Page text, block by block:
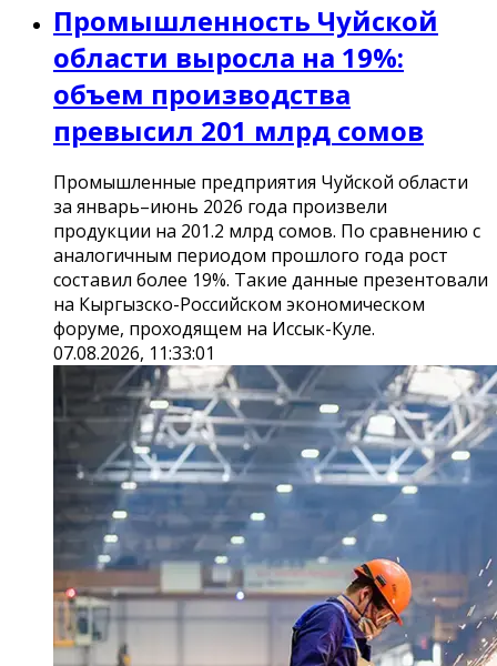
Промышленность Чуйской
области выросла на 19%:
объем производства
превысил 201 млрд сомов
Промышленные предприятия Чуйской области
за январь–июнь 2026 года произвели
продукции на 201.2 млрд сомов. По сравнению с
аналогичным периодом прошлого года рост
составил более 19%. Такие данные презентовали
на Кыргызско-Российском экономическом
форуме, проходящем на Иссык-Куле.
07.08.2026, 11:33:01